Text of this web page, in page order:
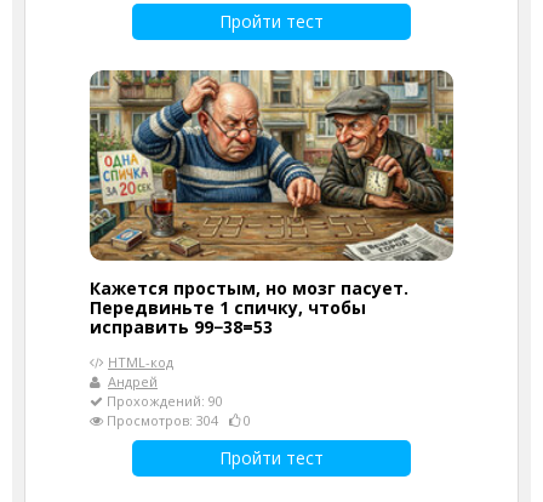
Пройти тест
Кажется простым, но мозг пасует.
Передвиньте 1 спичку, чтобы
исправить 99−38=53
HTML-код
Андрей
Прохождений: 90
Просмотров: 304
0
Пройти тест